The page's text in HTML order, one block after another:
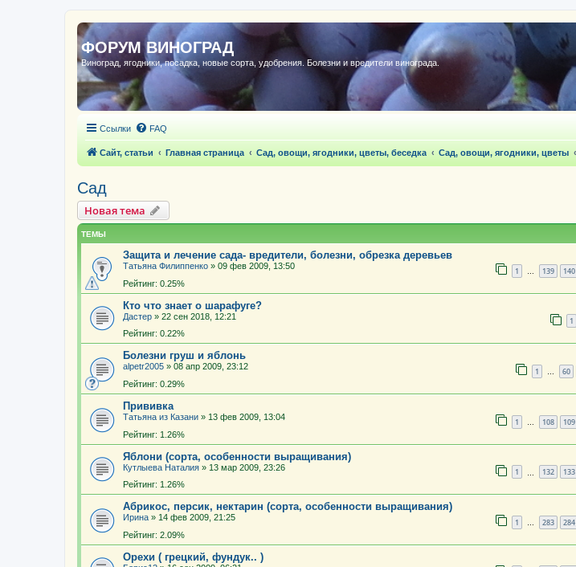
ФОРУМ ВИНОГРАД
Виноград, ягодники, посадка, новые сорта, удобрения. Болезни и вредители винограда.
Ссылки FAQ
Сайт, статьи Главная страница Сад, овощи, ягодники, цветы, беседка Сад, овощи, ягодники, цветы
Сад
Новая тема
ТЕМЫ
Защита и лечение сада- вредители, болезни, обрезка деревьев
Татьяна Филиппенко » 09 фев 2009, 13:50 1 … 139 140
Рейтинг: 0.25%
Кто что знает о шарафуге?
Дастер » 22 сен 2018, 12:21 1
Рейтинг: 0.22%
Болезни груш и яблонь
alpetr2005 » 08 апр 2009, 23:12 1 … 60
Рейтинг: 0.29%
Прививка
Татьяна из Казани » 13 фев 2009, 13:04 1 … 108 109
Рейтинг: 1.26%
Яблони (сорта, особенности выращивания)
Кутлыева Наталия » 13 мар 2009, 23:26 1 132 133
Рейтинг: 1.26%
Абрикос, персик, нектарин (сорта, особенности выращивания)
Ирина » 14 фев 2009, 21:25 1 … 283 284
Рейтинг: 2.09%
Орехи ( грецкий, фундук.. )